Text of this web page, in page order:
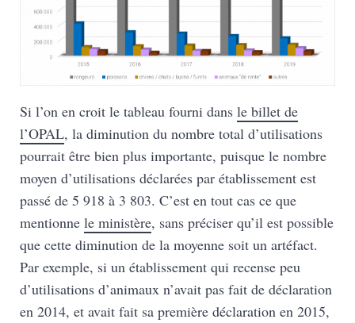
Si l’on en croit le tableau fourni dans le billet de
l’OPAL, la diminution du nombre total d’utilisations
pourrait être bien plus importante, puisque le nombre
moyen d’utilisations déclarées par établissement est
passé de 5 918 à 3 803. C’est en tout cas ce que
mentionne le ministère, sans préciser qu’il est possible
que cette diminution de la moyenne soit un artéfact.
Par exemple, si un établissement qui recense peu
d’utilisations d’animaux n’avait pas fait de déclaration
en 2014, et avait fait sa première déclaration en 2015,